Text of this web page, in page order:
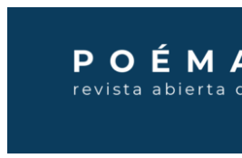
contenido